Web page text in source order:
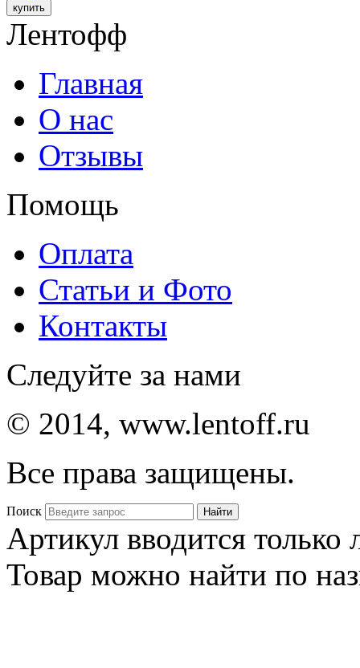
Лентофф
Главная
О нас
Отзывы
Помощь
Оплата
Статьи и Фото
Контакты
Следуйте за нами
© 2014, www.lentoff.ru
Все права защищены.
Поиск
Артикул вводится
Товар можно найти по